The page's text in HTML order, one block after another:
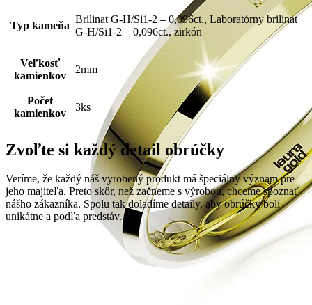
Typ kameňa
Brilinat G-H/Si1-2 – 0,096ct., Laboratórny brilinat
G-H/Si1-2 – 0,096ct., zirkón
Veľkosť
kamienkov
2mm
Počet
kamienkov
3ks
Zvoľte si každý detail obrúčky
Veríme, že každý náš vyrobený produkt má špeciálny význam pre
jeho majiteľa. Preto skôr, než začneme s výrobou, chceme spoznať
nášho zákazníka. Spolu tak doladíme detaily, aby obrúčky boli
unikátne a podľa predstáv.